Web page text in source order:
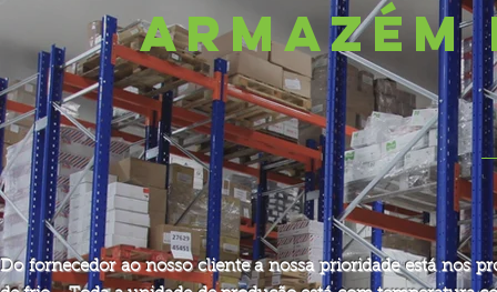
ARMAZÉM
Do fornecedor ao nosso cliente a nossa prioridade está nos